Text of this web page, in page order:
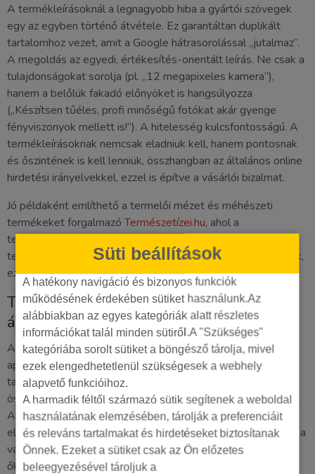
Süti beállítások
A hatékony navigáció és bizonyos funkciók
működésének érdekében sütiket használunk.Az
alábbiakban az egyes kategóriák alatt részletes
információkat talál minden sütiről.A "Szükséges"
kategóriába sorolt sütiket a böngésző tárolja, mivel
ezek elengedhetetlenül szükségesek a webhely
alapvető funkcióihoz.
A harmadik féltől származó sütik segítenek a weboldal
használatának elemzésében, tárolják a preferenciáit
és releváns tartalmakat és hirdetéseket biztosítanak
Önnek. Ezeket a sütiket csak az Ön előzetes
beleegyezésével tároljuk a
A termékleírásoknál a legnagyobb hiba a gyártói szövegek
egy az egyben történő átvétele. Ez garantáltan duplikált
tartalomhoz vezet, amit a Google hátrasorolással „jutalmaz”.
A megoldás az egyedi, értékesítés-orientált leírás. Ne csak a
tulajdonságokat sorolja (pl. „12 megapixeles kamera”),
hanem a belőlük fakadó előnyöket is hangsúlyozza
(„Készítsen tűéles, profi minőségű fotókat akár gyenge
fényviszonyok mellett is!”). A hitelesség kulcsfontosságú. A
termékleírásoknak nemcsak eladniuk kell, hanem pontosnak
és őszintének is kell lenniük, összhangban az általános online
hirdetési irányelvekkel, ezzel is építve a vásárlói bizalmat.
Jó példaként említhető a termelői mézet és méhészeti
termékeket forgalmazóTermészetízei.hu, ahol a
termékoldalak nemcsak a technikai adatokat, hanem a
termékek eredetét és felhasználási javaslatait is bemutatják,
ezzel segítve a vásárlói döntést és építve a bizalmat.
Termékoldal SEO: a konverzió utolsó
állomása
A termékoldal az, ahol a látogatóból vásárló lesz. Itt minden
apró részlet számít. A meta címeknek és leírásoknak
tartalmazniuk kell a fő kulcsszót és egy erős cselekvésre
ösztönzést (pl. „Vásárolja meg most, ingyenes szállítással!”).
A kiváló minőségű, optimalizált képek és termékvideók
elengedhetetlenek. Egy 2023-as Wyzowl felmérés szerint a
vásárlók 89%-a állítja, hogy egy termékvideó meggyőzte
őket a vásárlásról. Használjon strukturált adatokat